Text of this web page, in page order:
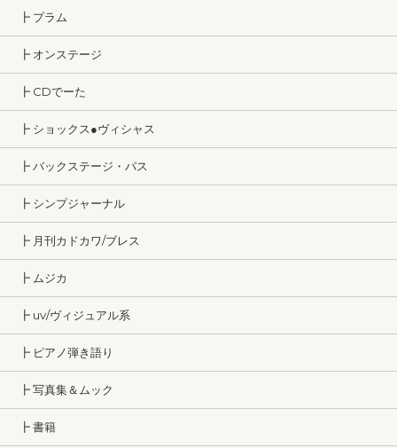
┣ プラム
┣ オンステージ
┣ CDでーた
┣ ショックス●ヴィシャス
┣ バックステージ・パス
┣ シンプジャーナル
┣ 月刊カドカワ/ブレス
┣ ムジカ
┣ uv/ヴィジュアル系
┣ ピアノ弾き語り
┣ 写真集＆ムック
┣ 書籍